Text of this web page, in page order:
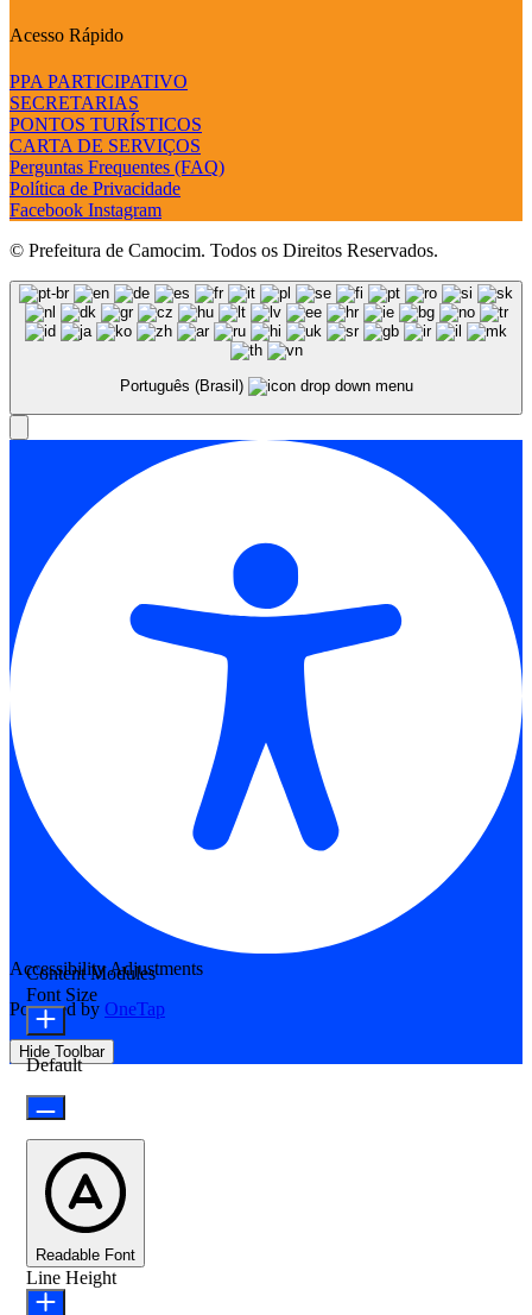
Acesso Rápido
PPA PARTICIPATIVO
SECRETARIAS
PONTOS TURÍSTICOS
CARTA DE SERVIÇOS
Perguntas Frequentes (FAQ)
Política de Privacidade
Facebook Instagram
© Prefeitura de Camocim. Todos os Direitos Reservados.
Português (Brasil)
Accessibility Adjustments
Powered by OneTap
Hide Toolbar
Content Modules
Font Size
Default
Readable Font
Line Height